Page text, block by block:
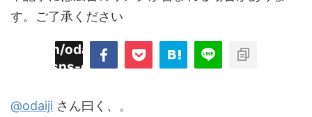
す。ご了承ください
odaiji.com/public_html/blog/wp-
sns-count-cache/sns-count-
@odaiji さん曰く、。